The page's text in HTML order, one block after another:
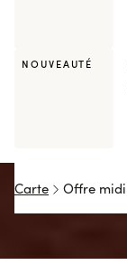
Carte Offre midi
NOUVEAUTÉ